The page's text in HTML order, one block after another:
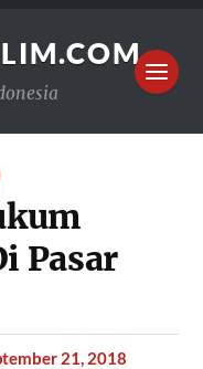
Pasar
21, 2018